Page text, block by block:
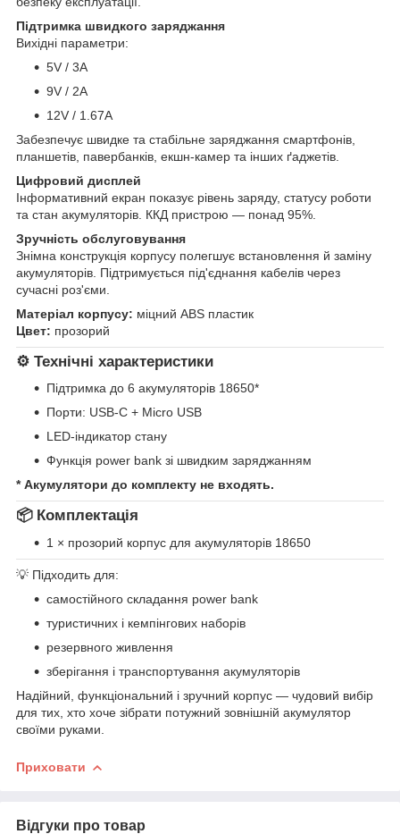
Підтримка швидкого заряджання
Вихідні параметри:
5V / 3A
9V / 2A
12V / 1.67A
Забезпечує швидке та стабільне заряджання смартфонів,
планшетів, павербанків, екшн-камер та інших ґаджетів.
Цифровий дисплей
Інформативний екран показує рівень заряду, статусу роботи
та стан акумуляторів. ККД пристрою — понад 95%.
Зручність обслуговування
Знімна конструкція корпусу полегшує встановлення й заміну
акумуляторів. Підтримується під'єднання кабелів через
сучасні роз'єми.
Матеріал корпусу: міцний ABS пластик
Цвет: прозорий
⚙ Технічні характеристики
Підтримка до 6 акумуляторів 18650*
Порти: USB-C + Micro USB
LED-індикатор стану
Функція power bank зі швидким заряджанням
* Акумулятори до комплекту не входять.
📦 Комплектація
1 × прозорий корпус для акумуляторів 18650
💡 Підходить для:
самостійного складання power bank
туристичних і кемпінгових наборів
резервного живлення
зберігання і транспортування акумуляторів
Надійний, функціональний і зручний корпус — чудовий вибір
для тих, хто хоче зібрати потужний зовнішній акумулятор
своїми руками.
Приховати
Відгуки про товар